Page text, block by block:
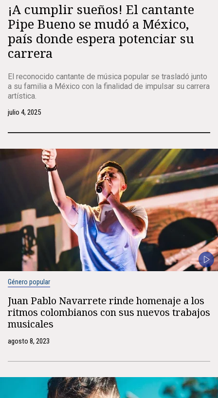
¡A cumplir sueños! El cantante
Pipe Bueno se mudó a México,
país donde espera potenciar su
carrera
El reconocido cantante de música popular se trasladó junto
a su familia a México con la finalidad de impulsar su carrera
artística.
julio 4, 2025
Género popular
Juan Pablo Navarrete rinde homenaje a los
ritmos colombianos con sus nuevos trabajos
musicales
agosto 8, 2023